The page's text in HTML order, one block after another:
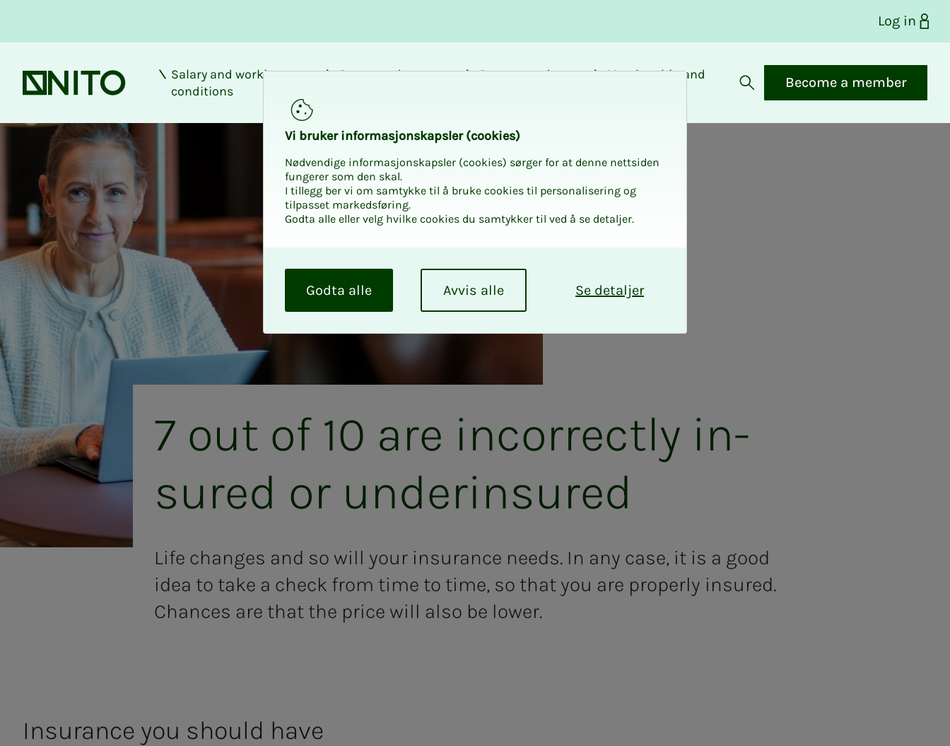
Log in
Front page
Salary and working
conditions
Career and
Courses and
Membership and
Open search
Become a member
7 out of 10 are in­­­­­cor­rec­t­­­ly in­­­­­
sured or un­der­in­­­sured
Life changes and so will your insurance needs. In any case, it is a good
idea to take a check from time to time, so that you are properly insured.
Chances are that the price will also be lower.
In­­­­­sur­ance you should have
Vi bruk­er in­­­­­for­­­masjon­skap­sler (cook­ies)
Nødvendige informasjonskapsler (cookies) sørger for at denne nettsiden
fungerer som den skal.
I tillegg ber vi om samtykke til å bruke cookies til personalisering og
tilpasset markedsføring.
Godta alle eller velg hvilke cookies du samtykker til ved å se detaljer.
v
s
e
Se detaljer
Avvis alle
Godta alle